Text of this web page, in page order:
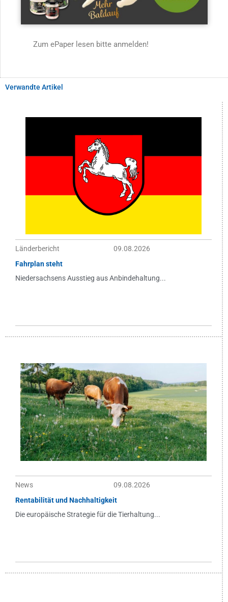
Zum ePaper lesen bitte anmelden!
Verwandte Artikel
Länderbericht
09.08.2026
Fahrplan steht
Niedersachsens Ausstieg aus Anbindehaltung...
News
09.08.2026
Rentabilität und Nachhaltigkeit
Die europäische Strategie für die Tierhaltung...